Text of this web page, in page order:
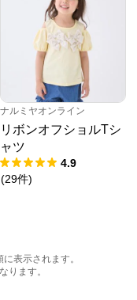
ナルミヤオンライン
リボンオフショルTシ
ャツ
4.9
(29件)
表示されます。
ります。